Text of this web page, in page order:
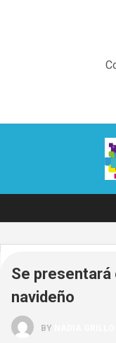
Se
navideño
BY